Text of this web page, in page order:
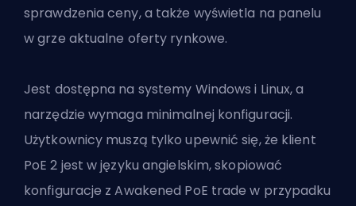
sprawdzenia ceny, a także wyświetla na panelu
w grze aktualne oferty rynkowe.
Jest dostępna na systemy Windows i Linux, a
narzędzie wymaga minimalnej konfiguracji.
Użytkownicy muszą tylko upewnić się, że klient
PoE 2 jest w języku angielskim, skopiować
konfiguracje z Awakened PoE trade w przypadku